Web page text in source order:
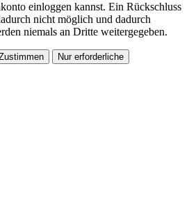
einloggen kannst. Ein Rückschluss
nicht möglich und dadurch
niemals an Dritte weitergegeben.
Nur erforderliche